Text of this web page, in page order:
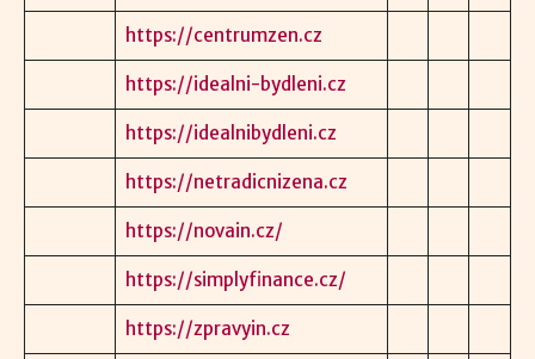
https://centrumzen.cz
https://idealni-bydleni.cz
https://idealnibydleni.cz
https://netradicnizena.cz
https://novain.cz/
https://simplyfinance.cz/
https://zpravyin.cz